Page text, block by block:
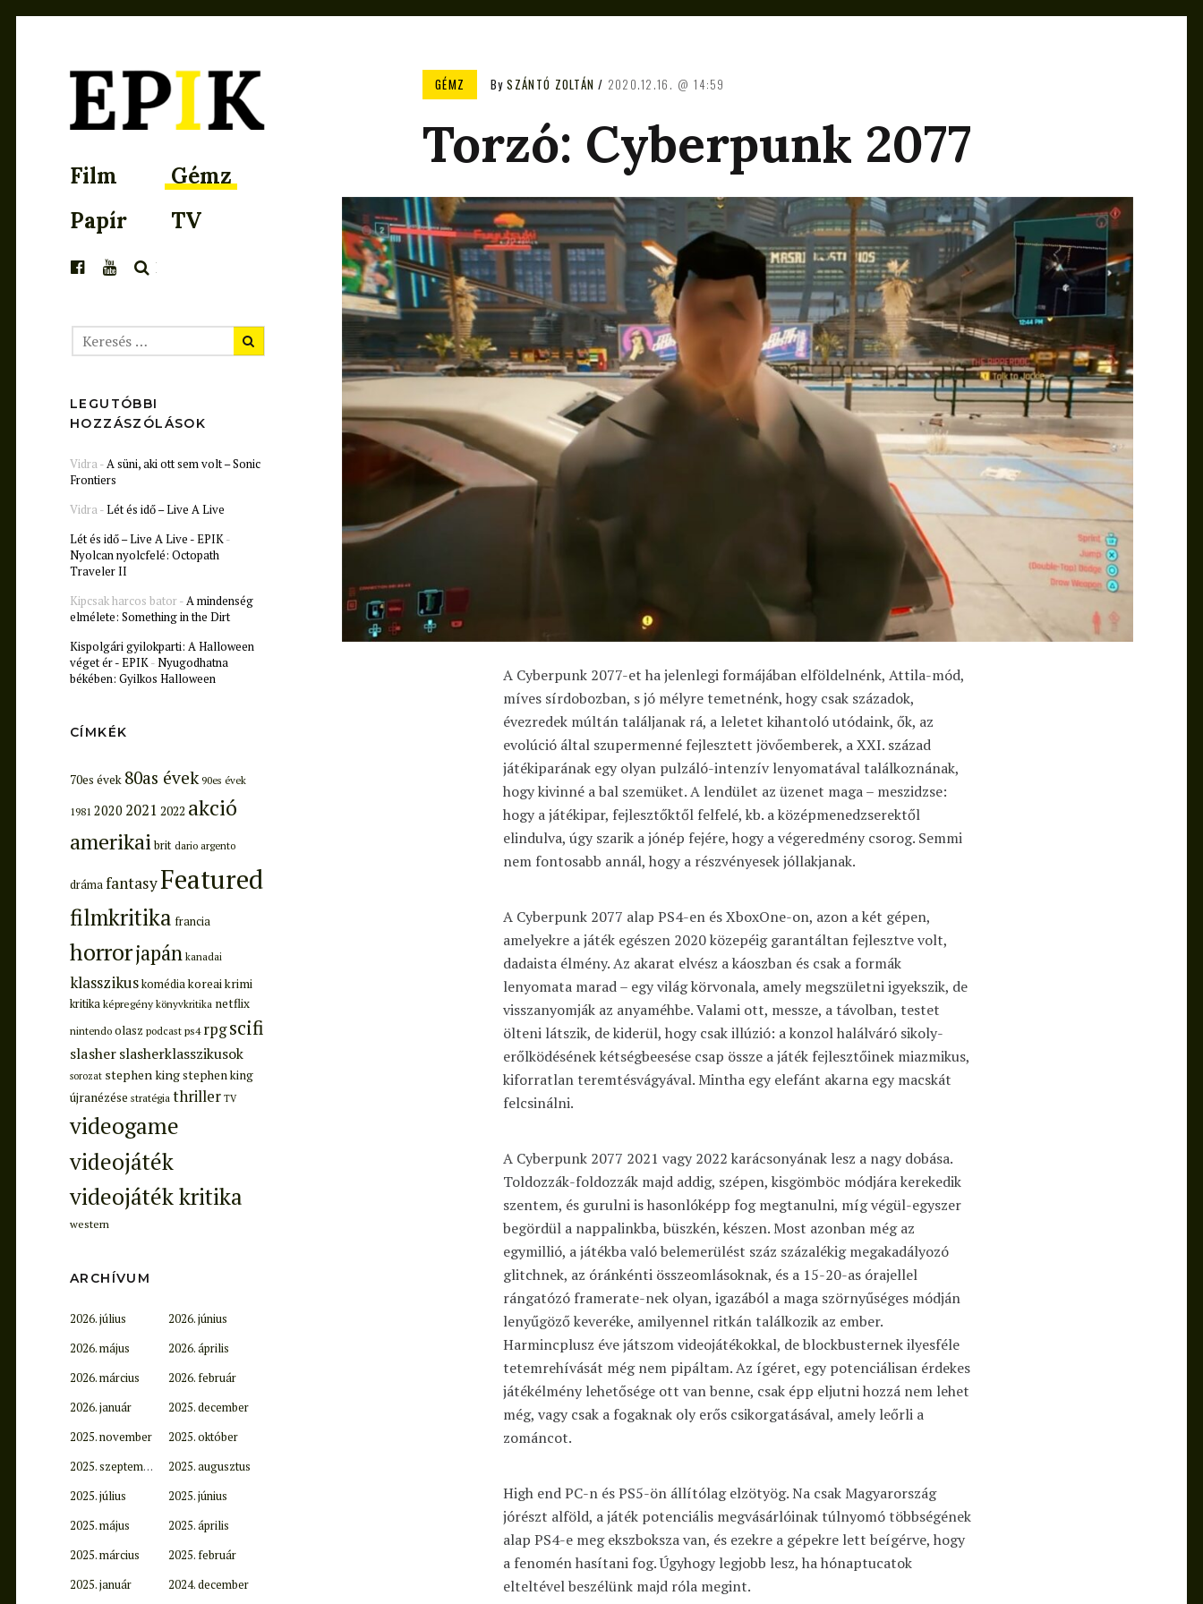
EPIK
Film
Gémz
Papír
TV
KERESÉS
GÉMZ BySZÁNTÓ ZOLTÁN 2020.12.16. 14:59
Torzó: Cyberpunk 2077
A Cyberpunk 2077-et ha jelenlegi formájában elföldelnénk, Attila-mód,
míves sírdobozban, s jó mélyre temetnénk, hogy csak századok,
évezredek múltán találjanak rá, a leletet kihantoló utódaink, ők, az
evolúció által szupermenné fejlesztett jövőemberek, a XXI. század
játékiparának egy olyan pulzáló-intenzív lenyomatával találkoznának,
hogy kivinné a bal szemüket. A lendület az üzenet maga – meszidzse:
hogy a játékipar, fejlesztőktől felfelé, kb. a középmenedzserektől
elindulva, úgy szarik a jónép fejére, hogy a végeredmény csorog. Semmi
nem fontosabb annál, hogy a részvényesek jóllakjanak.
A Cyberpunk 2077 alap PS4-en és XboxOne-on, azon a két gépen,
amelyekre a játék egészen 2020 közepéig garantáltan fejlesztve volt,
dadaista élmény. Az akarat elvész a káoszban és csak a formák
lenyomata marad – egy világ körvonala, amely megszületni igyekszik, de
visszanyomják az anyaméhbe. Valami ott, messze, a távolban, testet
ölteni látszik, de kiderül, hogy csak illúzió: a konzol halálváró sikoly-
erőlködésének kétségbeesése csap össze a játék fejlesztőinek miazmikus,
kiforratlan teremtésvágyával. Mintha egy elefánt akarna egy macskát
felcsinálni.
A Cyberpunk 2077 2021 vagy 2022 karácsonyának lesz a nagy dobása.
Toldozzák-foldozzák majd addig, szépen, kisgömböc módjára kerekedik
szentem, és gurulni is hasonlóképp fog megtanulni, míg végül-egyszer
begördül a nappalinkba, büszkén, készen. Most azonban még az
egymillió, a játékba való belemerülést száz százalékig megakadályozó
glitchnek, az óránkénti összeomlásoknak, és a 15-20-as órajellel
rángatózó framerate-nek olyan, igazából a maga szörnyűséges módján
lenyűgöző keveréke, amilyennel ritkán találkozik az ember.
Harmincplusz éve játszom videojátékokkal, de blockbusternek ilyesféle
tetemrehívását még nem pipáltam. Az ígéret, egy potenciálisan érdekes
játékélmény lehetősége ott van benne, csak épp eljutni hozzá nem lehet
még, vagy csak a fogaknak oly erős csikorgatásával, amely leőrli a
zománcot.
High end PC-n és PS5-ön állítólag elzötyög. Na csak Magyarország
jórészt alföld, a játék potenciális megvásárlóinak túlnyomó többségének
alap PS4-e meg ekszboksza van, és ezekre a gépekre lett beígérve, hogy
a fenomén hasítani fog. Úgyhogy legjobb lesz, ha hónaptucatok
elteltével beszélünk majd róla megint.
LEGUTÓBBI
HOZZÁSZÓLÁSOK
Vidra-A süni, aki ott sem volt – Sonic
Frontiers
Vidra-Lét és idő – Live A Live
Lét és idő – Live A Live - EPIK-
Nyolcan nyolcfelé: Octopath
Traveler II
Kipcsak harcos bator-A mindenség
elmélete: Something in the Dirt
Kispolgári gyilokparti: A Halloween
véget ér - EPIK-Nyugodhatna
békében: Gyilkos Halloween
CÍMKÉK
70es évek 80as évek 90es évek
1981 2020 2021 2022 akció
amerikaibrit dario argento
drámafantasyFeatured
filmkritika francia
horrorjapán kanadai
klasszikuskomédiakoreaikrimi
kritikaképregény könyvkritika netflix
nintendo olasz podcast ps4 rpgscifi
slasherslasherklasszikusok
sorozat stephen kingstephen king
újranézése stratégia thriller TV
videogame
videojáték
videojáték kritika
western
ARCHÍVUM
2026. július
2026. június
2026. május
2026. április
2026. március
2026. február
2026. január
2025. december
2025. november
2025. október
2025. szeptember
2025. augusztus
2025. július
2025. június
2025. május
2025. április
2025. március
2025. február
2025. január
2024. december